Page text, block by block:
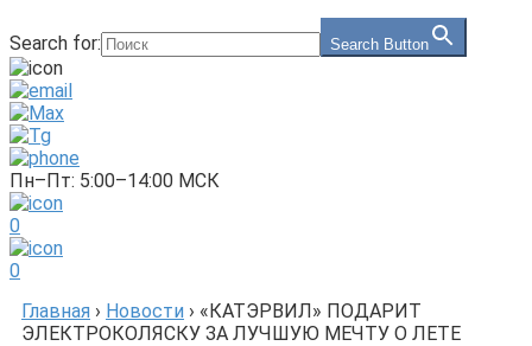
Search for: Search Button
Пн–Пт: 5:00–14:00 МСК
0
0
Главная › Новости › «КАТЭРВИЛ» ПОДАРИТ
ЭЛЕКТРОКОЛЯСКУ ЗА ЛУЧШУЮ МЕЧТУ О ЛЕТЕ